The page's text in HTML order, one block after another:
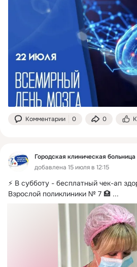
Комментарии 0 0
Городская клиническая
добавлена 15 июля в 12:15
⚡ В субботу - бесплатный чек-ап
Взрослой поликлиники № 7 🏥 ...